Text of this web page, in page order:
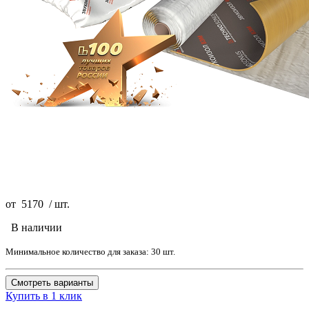
от 5170 /шт.
В наличии
Минимальное количество для заказа: 30 шт.
Смотреть варианты
Купить в 1 клик